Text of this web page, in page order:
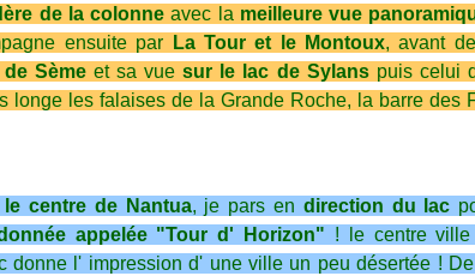
de la colonneavec la meilleure vue
ensuite par La Tour et le Montoux, avant
Sèmeet sa vuesur le lac de Sylans puis celui
longe les falaises de la Grande Roche, la barre des
le centre de Nantua, je pars en direction du lac
appelée "Tour d' Horizon" ! le centre
donne l' impression d' une ville un peu désertée !